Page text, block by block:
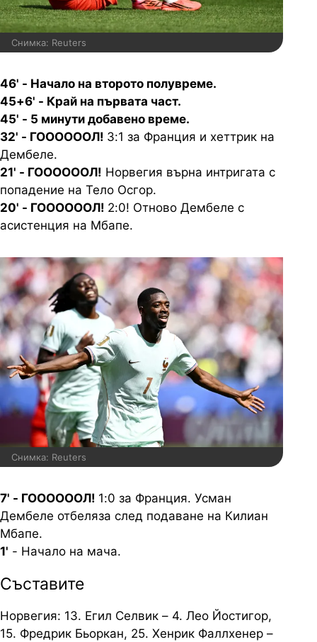
Снимка: Reuters
46' - Начало на второто полувреме.
45+6' - Край на първата част.
45' - 5 минути добавено време.
32' - ГООООООЛ! 3:1 за Франция и хеттрик на
Дембеле.
21' - ГООООООЛ! Норвегия върна интригата с
попадение на Тело Осгор.
20' - ГООООООЛ! 2:0! Отново Дембеле с
асистенция на Мбапе.
Снимка: Reuters
7' - ГООООООЛ! 1:0 за Франция. Усман
Дембеле отбеляза след подаване на Килиан
Мбапе.
1' - Начало на мача.
Съставите
Норвегия: 13. Егил Селвик – 4. Лео Йостигор,
15. Фредрик Бьоркан, 25. Хенрик Фаллхенер –